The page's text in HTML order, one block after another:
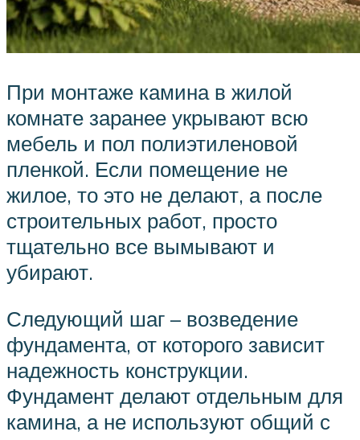
При монтаже камина в жилой
комнате заранее укрывают всю
мебель и пол полиэтиленовой
пленкой. Если помещение не
жилое, то это не делают, а после
строительных работ, просто
тщательно все вымывают и
убирают.
Следующий шаг – возведение
фундамента, от которого зависит
надежность конструкции.
Фундамент делают отдельным для
камина, а не используют общий с